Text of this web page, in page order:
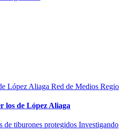
Red de Medios
los de López Aliaga
Investigando